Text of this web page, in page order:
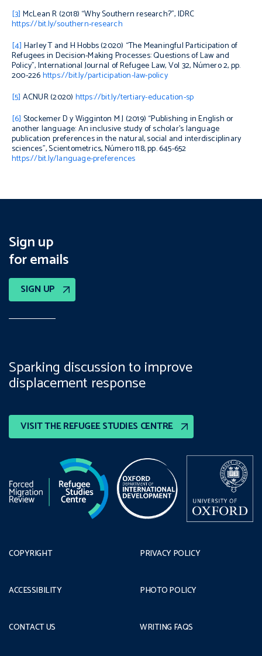
[3] McLean R (2018) “Why Southern research?”, IDRC
https://bit.ly/southern-research
[4] Harley T and H Hobbs (2020) “The Meaningful Participation of
Refugees in Decision-Making Processes: Questions of Law and
Policy”,International Journal of Refugee Law, Vol 32, Número 2, pp.
200-226https://bit.ly/participation-law-policy
[5] ACNUR (2020) https://bit.ly/tertiary-education-sp
[6] Stockemer D y Wigginton M J (2019) “Publishing in English or
another language: An inclusive study of scholar’s language
publication preferences in the natural, social and interdisciplinary
sciences”,Scientometrics,Número 118, pp.645-652
https://bit.ly/language-preferences
Sign up
for emails
SIGN UP
VISIT THE REFUGEE STUDIES CENTRE
Sparking discussion to improve
displacement response
COPYRIGHT
ACCESSIBILITY
CONTACT US
PRIVACY POLICY
PHOTO POLICY
WRITING FAQS